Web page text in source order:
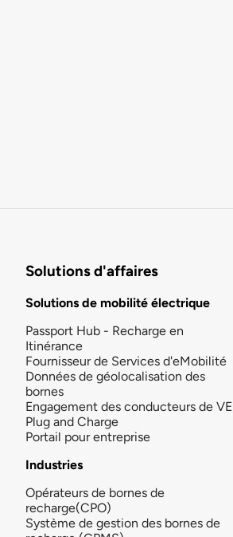
Solutions d'affaires
Solutions de mobilité électrique
Passport Hub - Recharge en
Itinérance
Fournisseur de Services d'eMobilité
Données de géolocalisation des
bornes
Engagement des conducteurs de VE
Plug and Charge
Portail pour entreprise
Industries
Opérateurs de bornes de
recharge(CPO)
Système de gestion des bornes de